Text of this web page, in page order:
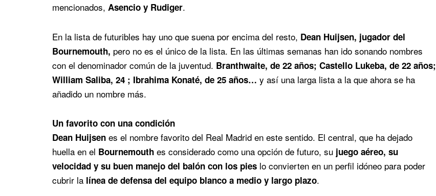
mencionados, Asencio y Rudiger.
En la lista de futuribles hay uno que suena por encima del resto, Dean Huijsen, jugador del
Bournemouth, pero no es el único de la lista. En las últimas semanas han ido sonando nombres
con el denominador común de la juventud. Branthwaite, de 22 años; Castello Lukeba, de 22 años;
William Saliba, 24 ; Ibrahima Konaté, de 25 años… y así una larga lista a la que ahora se ha
añadido un nombre más.
Un favorito con una condición
Dean Huijsen es el nombre favorito del Real Madrid en este sentido. El central, que ha dejado
huella en el Bournemouth es considerado como una opción de futuro, su juego aéreo, su
velocidad y su buen manejo del balón con los pies lo convierten en un perfil idóneo para poder
cubrir la línea de defensa del equipo blanco a medio y largo plazo.